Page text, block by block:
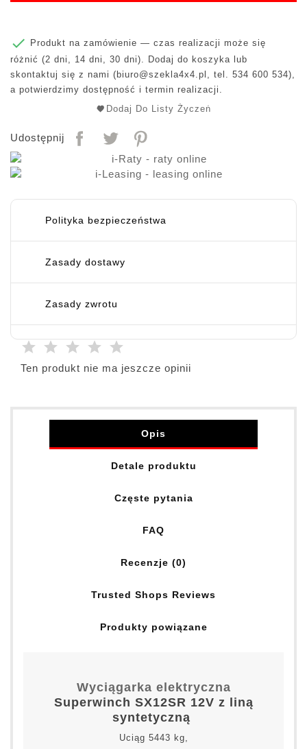

Produkt na zamówienie — czas realizacji może się
różnić (2 dni, 14 dni, 30 dni). Dodaj do koszyka lub
skontaktuj się z nami ( biuro@szekla4x4.pl , tel. 534 600 534),
a potwierdzimy dostępność i termin realizacji.
Dodaj Do Listy Życzeń
Udostępnij
Polityka bezpieczeństwa
Zasady dostawy
Zasady zwrotu
Ten produkt nie ma jeszcze opinii
Opis
Detale produktu
Częste pytania
FAQ
Recenzje (0)
Trusted Shops Reviews
Produkty powiązane
Wyciągarka elektryczna
Superwinch SX12SR 12V z liną
syntetyczną
Uciąg 5443 kg,